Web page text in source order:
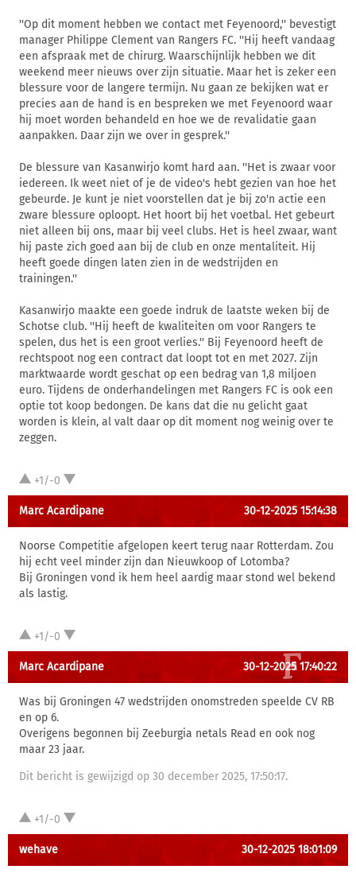
''Op dit moment hebben we contact met Feyenoord,'' bevestigt
manager Philippe Clement van Rangers FC. ''Hij heeft vandaag
een afspraak met de chirurg. Waarschijnlijk hebben we dit
weekend meer nieuws over zijn situatie. Maar het is zeker een
blessure voor de langere termijn. Nu gaan ze bekijken wat er
precies aan de hand is en bespreken we met Feyenoord waar
hij moet worden behandeld en hoe we de revalidatie gaan
aanpakken. Daar zijn we over in gesprek.''
De blessure van Kasanwirjo komt hard aan. ''Het is zwaar voor
iedereen. Ik weet niet of je de video's hebt gezien van hoe het
gebeurde. Je kunt je niet voorstellen dat je bij zo'n actie een
zware blessure oploopt. Het hoort bij het voetbal. Het gebeurt
niet alleen bij ons, maar bij veel clubs. Het is heel zwaar, want
hij paste zich goed aan bij de club en onze mentaliteit. Hij
heeft goede dingen laten zien in de wedstrijden en
trainingen.''
Kasanwirjo maakte een goede indruk de laatste weken bij de
Schotse club. ''Hij heeft de kwaliteiten om voor Rangers te
spelen, dus het is een groot verlies.'' Bij Feyenoord heeft de
rechtspoot nog een contract dat loopt tot en met 2027. Zijn
marktwaarde wordt geschat op een bedrag van 1,8 miljoen
euro. Tijdens de onderhandelingen met Rangers FC is ook een
optie tot koop bedongen. De kans dat die nu gelicht gaat
worden is klein, al valt daar op dit moment nog weinig over te
zeggen.
+1/-0
Marc Acardipane 30-12-2025 15:14:38
Noorse Competitie afgelopen keert terug naar Rotterdam. Zou
hij echt veel minder zijn dan Nieuwkoop of Lotomba?
Bij Groningen vond ik hem heel aardig maar stond wel bekend
als lastig.
+1/-0
Marc Acardipane 30-12-2025 17:40:22
Was bij Groningen 47 wedstrijden onomstreden speelde CV RB
en op 6.
Overigens begonnen bij Zeeburgia netals Read en ook nog
maar 23 jaar.
Dit bericht is gewijzigd op 30 december 2025, 17:50:17.
+1/-0
wehave 30-12-2025 18:01:09